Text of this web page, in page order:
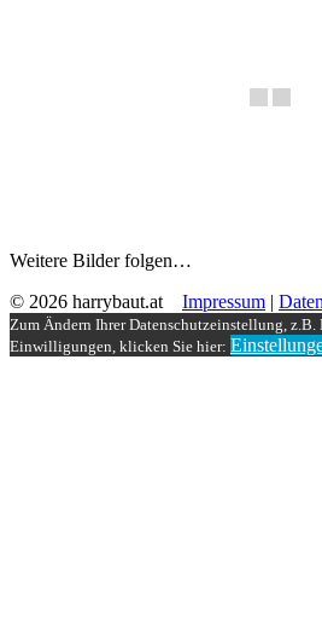
Weitere Bilder folgen…
© 2026 harrybaut.at Impressum |
Zum Ändern Ihrer Datenschutzeinstellung,
Einwilligungen, klicken Sie hier: